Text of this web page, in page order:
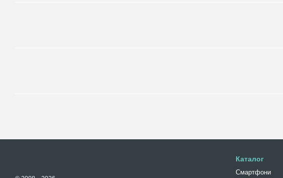
Каталог
Смартфони